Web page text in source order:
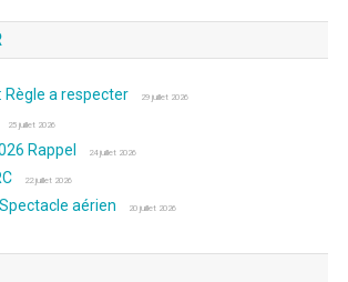
Règle a respecter 29 juillet 2026
25 juillet 2026
Rappel 24 juillet 2026
22 juillet 2026
aérien 20 juillet 2026